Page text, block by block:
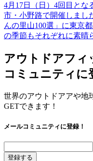
4月17日（日）4回目とな
市・小野路で開催しまし
んの里山100選」に東京
の季節もそれぞれに素
アウトドアフィ
コミュニティに
世界のアウトドアアや地
GETできます！
メールコミュニティに登録！